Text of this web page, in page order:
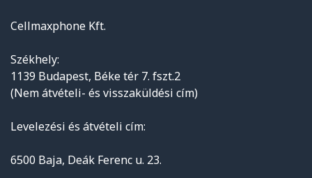
Cellmaxphone Kft.
Székhely:
1139 Budapest, Béke tér 7. fszt.2
(Nem átvételi- és visszaküldési cím)
Levelezési és átvételi cím:
6500 Baja, Deák Ferenc u. 23.